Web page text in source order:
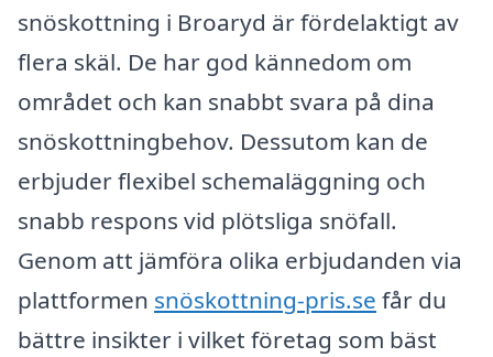
snöskottning i Broaryd är fördelaktigt av
flera skäl. De har god kännedom om
området och kan snabbt svara på dina
snöskottningbehov. Dessutom kan de
erbjuder flexibel schemaläggning och
snabb respons vid plötsliga snöfall.
Genom att jämföra olika erbjudanden via
plattformen snöskottning-pris.se får du
bättre insikter i vilket företag som bäst